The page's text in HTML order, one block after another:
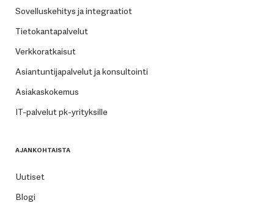
Sovelluskehitys ja integraatiot
Tietokantapalvelut
Verkkoratkaisut
Asiantuntijapalvelut ja konsultointi
Asiakaskokemus
IT-palvelut pk-yrityksille
AJANKOHTAISTA
Uutiset
Blogi